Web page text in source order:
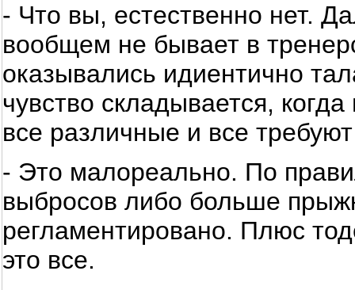
- Что вы, естественно нет.
вообщем не бывает в
оказывались идиентично
чувство складывается,
все различные и все
- Это малореально. По
выбросов либо больше
регламентировано. Плюс
это все.